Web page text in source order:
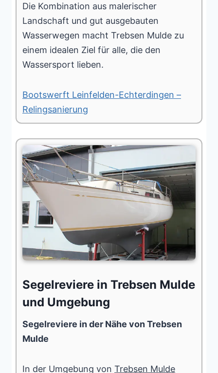
Die Kombination aus malerischer
Landschaft und gut ausgebauten
Wasserwegen macht Trebsen Mulde zu
einem idealen Ziel für alle, die den
Wassersport lieben.
Bootswerft Leinfelden-Echterdingen –
Relingsanierung
Segelreviere in Trebsen Mulde
und Umgebung
Segelreviere in der Nähe von Trebsen
Mulde
In der Umgebung von Trebsen Mulde